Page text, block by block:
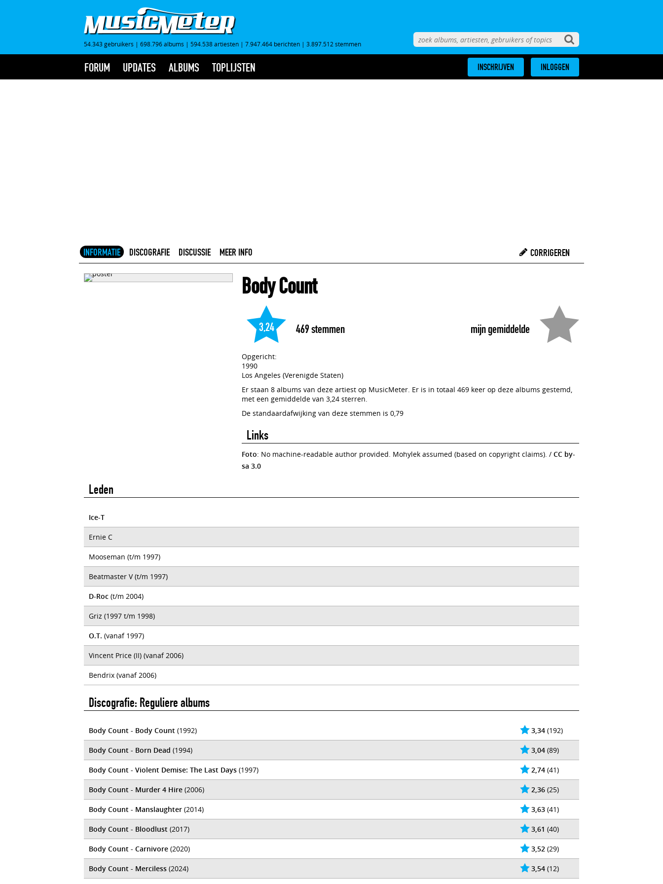
54.343 gebruikers | 698.796 albums | 594.538 artiesten | 7.947.464 berichten | 3.897.512 stemmen
FORUM UPDATES ALBUMS TOPLIJSTEN INSCHRIJVEN INLOGGEN
INFORMATIE DISCOGRAFIE DISCUSSIE MEER INFO CORRIGEREN
Body Count
mijn gemiddelde
3,24 469stemmen
Opgericht:
1990
Los Angeles (Verenigde Staten)
Er staan 8 albums van deze artiest op MusicMeter. Er is in totaal 469 keer op deze albums gestemd,
met een gemiddelde van 3,24 sterren.
De standaardafwijking van deze stemmen is 0,79
Links
Foto: No machine-readable author provided. Mohylek assumed (based on copyright claims). / CC by-
sa 3.0
Leden
Ice-T
Ernie C
Mooseman (t/m 1997)
Beatmaster V (t/m 1997)
D-Roc (t/m 2004)
Griz (1997 t/m 1998)
O.T. (vanaf 1997)
Vincent Price (II) (vanaf 2006)
Bendrix (vanaf 2006)
Discografie: Reguliere albums
3,34 (192)
Body Count - Body Count (1992)
3,04 (89)
Body Count - Born Dead (1994)
2,74 (41)
Body Count - Violent Demise: The Last Days (1997)
2,36 (25)
Body Count - Murder 4 Hire (2006)
3,63 (41)
Body Count - Manslaughter (2014)
3,61 (40)
Body Count - Bloodlust (2017)
3,52 (29)
Body Count - Carnivore (2020)
3,54 (12)
Body Count - Merciless (2024)